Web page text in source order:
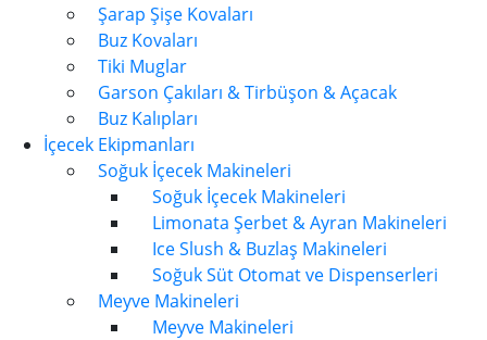
Şarap Şişe Kovaları
Buz Kovaları
Tiki Muglar
Garson Çakıları & Tirbüşon & Açacak
Buz Kalıpları
İçecek Ekipmanları
Soğuk İçecek Makineleri
Soğuk İçecek Makineleri
Limonata Şerbet & Ayran Makineleri
Ice Slush & Buzlaş Makineleri
Soğuk Süt Otomat ve Dispenserleri
Meyve Makineleri
Meyve Makineleri